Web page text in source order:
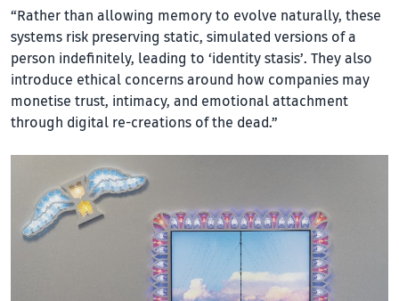
“Rather than allowing memory to evolve naturally, these
systems risk preserving static, simulated versions of a
person indefinitely, leading to ‘identity stasis’. They also
introduce ethical concerns around how companies may
monetise trust, intimacy, and emotional attachment
through digital re-creations of the dead.”